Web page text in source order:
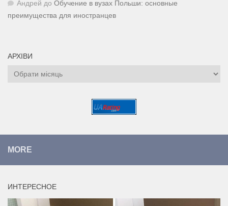
Андрей до Обучение в вузах Польши: основные
преимущества для иностранцев
АРХІВИ
Архіви
MORE
ИНТЕРЕСНОЕ